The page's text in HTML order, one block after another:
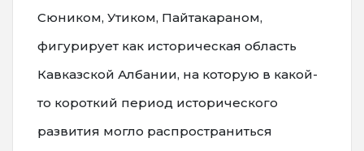
Сюником, Утиком, Пайтакараном,
фигурирует как историческая область
Кавказской Албании, на которую в какой-
то короткий период исторического
развития могло распространиться